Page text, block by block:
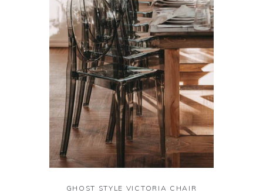
GHOST STYLE VICTORIA CHAIR